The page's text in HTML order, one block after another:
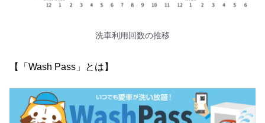
洗車利用回数の推移
【「Wash Pass」とは】